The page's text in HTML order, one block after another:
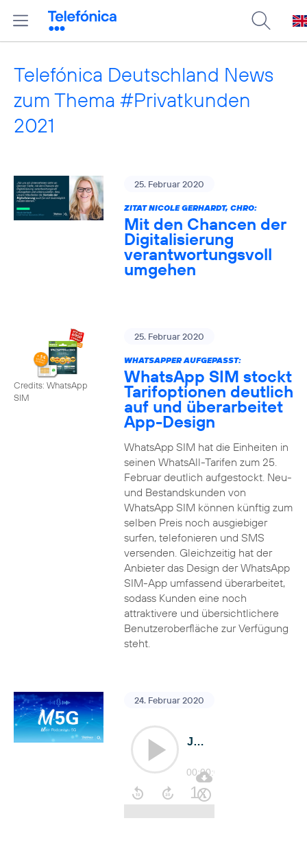
Telefónica Deutschland News
zum Thema #Privatkunden
2021
25. Februar 2020
ZITAT NICOLE GERHARDT, CHRO:
Mit den Chancen der
Digitalisierung
verantwortungsvoll
umgehen
Credits: WhatsApp
SIM
25. Februar 2020
WHATSAPPER AUFGEPASST:
WhatsApp SIM stockt
Tarifoptionen deutlich
auf und überarbeitet
App-Design
WhatsApp SIM hat die Einheiten in
seinen WhatsAll-Tarifen zum 25.
Februar deutlich aufgestockt. Neu-
und Bestandskunden von
WhatsApp SIM können künftig zum
selben Preis noch ausgiebiger
surfen, telefonieren und SMS
versenden. Gleichzeitig hat der
Anbieter das Design der WhatsApp
SIM-App umfassend überarbeitet,
sodass Kunden eine noch
attraktivere und übersichtlichere
Benutzeroberfläche zur Verfügung
steht.
24. Februar 2020